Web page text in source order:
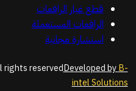
قطع غيار الرافعات
الرافعات المستعملة
استشارة مجانية
reservedDeveloped byB-
intel Solutions